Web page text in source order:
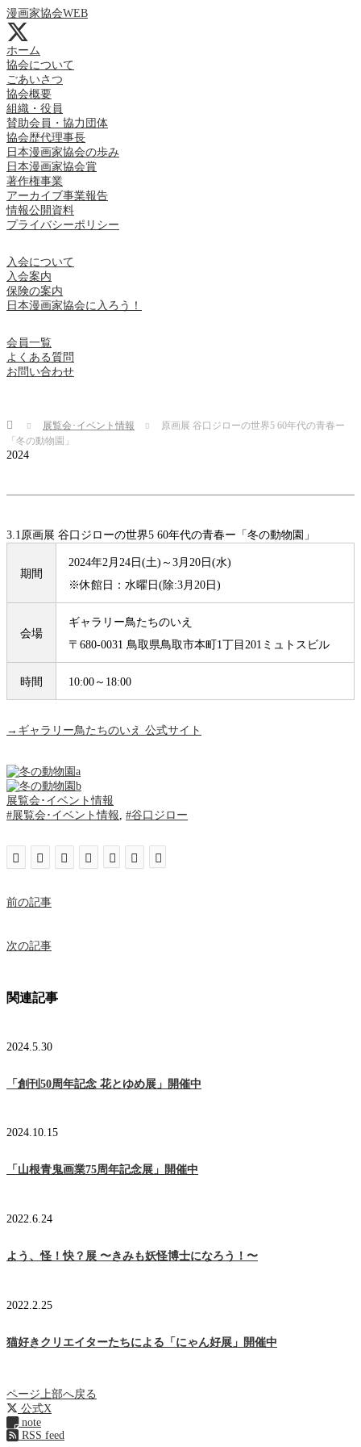
漫画家協会WEB
ホーム
協会について
ごあいさつ
協会概要
組織・役員
賛助会員・協力団体
協会歴代理事長
日本漫画家協会の歩み
日本漫画家協会賞
著作権事業
アーカイブ事業報告
情報公開資料
プライバシーポリシー
入会について
入会案内
保険の案内
日本漫画家協会に入ろう！
会員一覧
よくある質問
お問い合わせ
Home 展覧会･イベント情報
原画展 谷口ジローの世界5 60年代の青春ー
「冬の動物園」
2024
3.1原画展 谷口ジローの世界5 60年代の青春ー「冬の動物園」
期間
2024年2月24日(土)～3月20日(水)
※休館日：水曜日(除:3月20日)
会場
ギャラリー鳥たちのいえ
〒680-0031 鳥取県鳥取市本町1丁目201ミュトスビル
時間 10:00～18:00
→ギャラリー鳥たちのいえ 公式サイト
展覧会･イベント情報
#展覧会･イベント情報, #谷口ジロー
前の記事
次の記事
関連記事
2024.5.30
「創刊50周年記念 花とゆめ展」開催中
2024.10.15
「山根青鬼画業75周年記念展」開催中
2022.6.24
よう、怪！快？展 〜きみも妖怪博士になろう！〜
2022.2.25
猫好きクリエイターたちによる「にゃん好展」開催中
ページ上部へ戻る
公式X
note
RSS feed